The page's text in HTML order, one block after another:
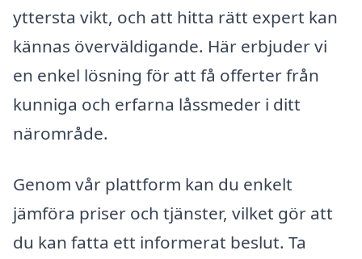
yttersta vikt, och att hitta rätt expert kan
kännas överväldigande. Här erbjuder vi
en enkel lösning för att få offerter från
kunniga och erfarna låssmeder i ditt
närområde.
Genom vår plattform kan du enkelt
jämföra priser och tjänster, vilket gör att
du kan fatta ett informerat beslut. Ta